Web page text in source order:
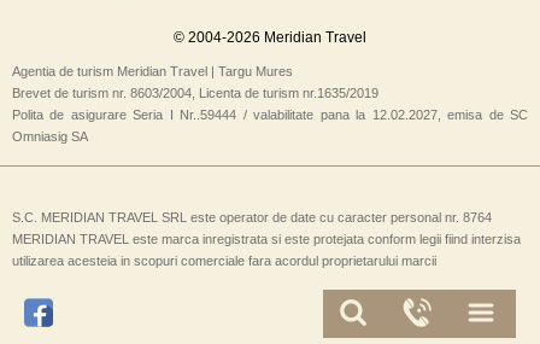
© 2004-2026 Meridian Travel
Agentia de turism Meridian Travel | Targu Mures
Brevet de turism nr. 8603/2004, Licenta de turism nr.1635/2019
Polita de asigurare Seria I Nr..59444 / valabilitate pana la 12.02.2027, emisa de SC
Omniasig SA
S.C. MERIDIAN TRAVEL SRL este operator de date cu caracter personal nr. 8764
MERIDIAN TRAVEL este marca inregistrata si este protejata conform legii fiind interzisa
utilizarea acesteia in scopuri comerciale fara acordul proprietarului marcii